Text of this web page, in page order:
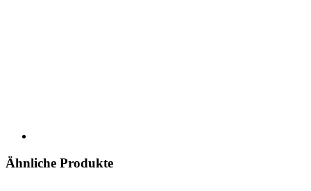
Ähnliche Produkte